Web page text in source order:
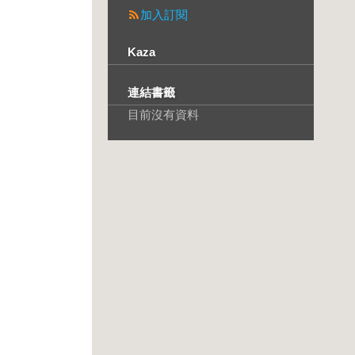
加入訂閱
Kaza
連結書籤
目前沒有資料